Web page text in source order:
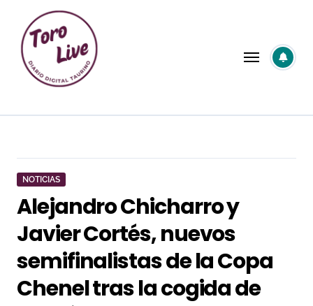
contenido
NOTICIAS
Alejandro Chicharro y
Javier Cortés, nuevos
semifinalistas de la Copa
Chenel tras la cogida de